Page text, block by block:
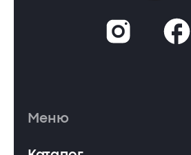
Меню